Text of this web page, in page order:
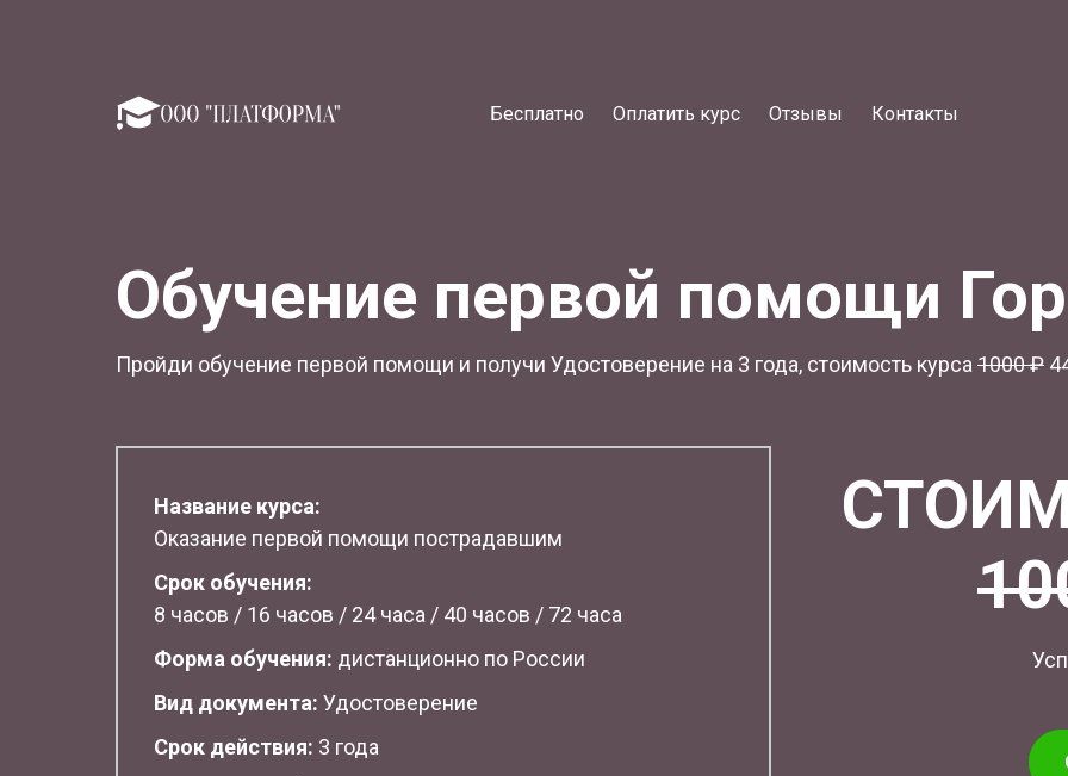
Бесплатно Оплатить курс Отзывы Контакты
Обучение первой помощи
Пройди обучение первой помощи и получи Удостоверение на 3 года, стоимость курса 1000 ₽
Название курса:
Оказание первой помощи пострадавшим
Срок обучения:
8 часов / 16 часов / 24 часа / 40 часов / 72 часа
Форма обучения: дистанционно по России
Вид документа: Удостоверение
Срок действия: 3 года